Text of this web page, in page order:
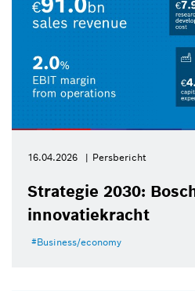
16.04.2026 Persbericht
Strategie 2030:
innovatiekracht
Business/economy